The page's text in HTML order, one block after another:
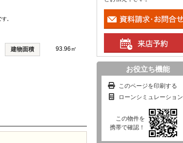
東村山市 東大和市
練馬区
東久留米営業所
。
建物面積 93.96㎡
お役立ち機能
このページを印刷する
ローンシミュレーション
この物件を
携帯で確認！